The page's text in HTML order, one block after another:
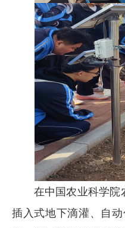
在中国农业科学院农
插入式地下滴灌、自